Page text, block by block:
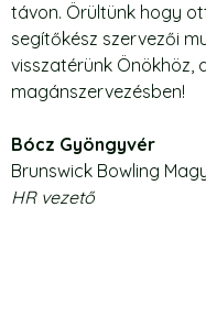
távon. Örültünk hogy
segítőkész szervezői
visszatérünk Önökhöz,
magánszervezésben!
Bócz Gyöngyvér
Brunswick Bowling
HR vezető